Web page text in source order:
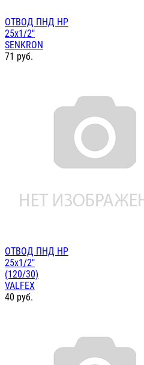
ОТВОД ПНД НР
25х1/2"
SENKRON
71 руб.
ОТВОД ПНД НР
25х1/2"
(120/30)
VALFEX
40 руб.